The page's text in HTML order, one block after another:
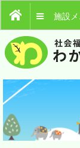
施設メ